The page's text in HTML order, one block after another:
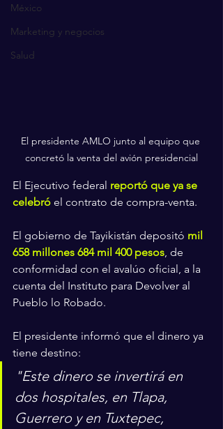
México
Marketing y negocios
Salud
El presidente AMLO junto al equipo que
concretó la venta del avión presidencial
El Ejecutivo federal reportó que ya se
celebró el contrato de compra-venta.
El gobierno de Tayikistán depositó mil
658 millones 684 mil 400 pesos , de
conformidad con el avalúo oficial, a la
cuenta del Instituto para Devolver al
Pueblo lo Robado.
El presidente informó que el dinero ya
tiene destino:
"Este dinero se invertirá en
dos hospitales, en Tlapa,
Guerrero y en Tuxtepec,